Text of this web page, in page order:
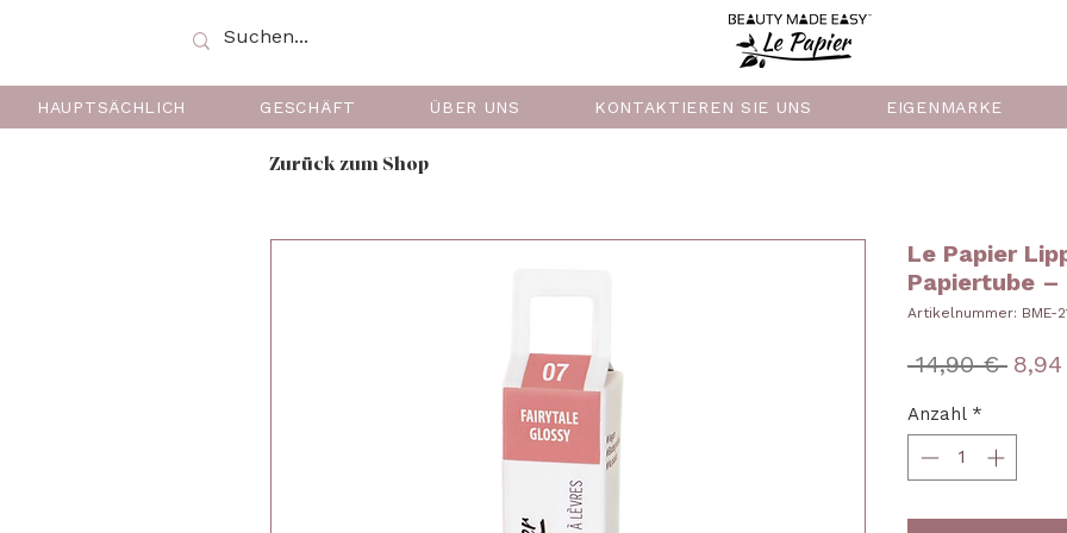
HAUPTSÄCHLICH GESCHÄFT ÜBER UNS KONTAKTIEREN SIE UNS EIGENMARKE
Zurück zum Shop
Le Papier
Papiertube –
Artikelnummer: BME-
14,90 €
Anzahl *